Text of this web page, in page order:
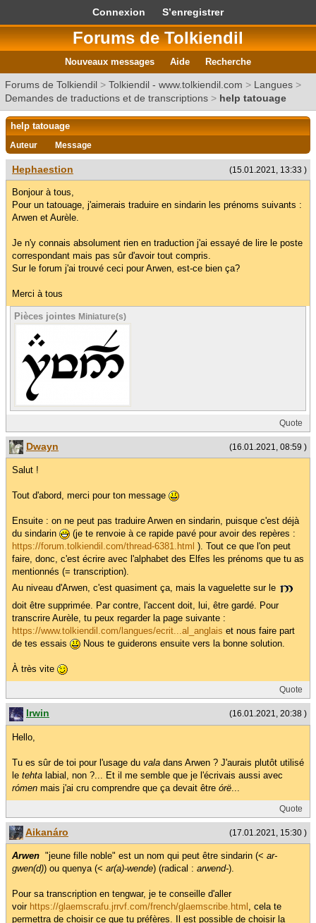
Connexion S’enregistrer
Forums de Tolkiendil
Nouveaux messages Aide Recherche
Forums de Tolkiendil > Tolkiendil - www.tolkiendil.com > Langues >
Demandes de traductions et de transcriptions > help tatouage
help tatouage
Auteur Message
(15.01.2021, 13:33 )
Hephaestion
Bonjour à tous,
Pour un tatouage, j'aimerais traduire en sindarin les prénoms suivants :
Arwen et Aurèle.
Je n'y connais absolument rien en traduction j'ai essayé de lire le poste
correspondant mais pas sûr d'avoir tout compris.
Sur le forum j'ai trouvé ceci pour Arwen, est-ce bien ça?
Merci à tous
Pièces jointes Miniature(s)
Quote
(16.01.2021, 08:59 )
Dwayn
Salut !
Tout d'abord, merci pour ton message
Ensuite : on ne peut pas traduire Arwen en sindarin, puisque c'est déjà
du sindarin
(je te renvoie à ce rapide pavé pour avoir des repères :
https://forum.tolkiendil.com/thread-6381.html ). Tout ce que l'on peut
faire, donc, c'est écrire avec l'alphabet des Elfes les prénoms que tu as
mentionnés (= transcription).
Au niveau d'Arwen, c'est quasiment ça, mais la vaguelette sur le
doit être supprimée. Par contre, l'accent doit, lui, être gardé. Pour
transcrire Aurèle, tu peux regarder la page suivante :
https://www.tolkiendil.com/langues/ecrit...al_anglais et nous faire part
de tes essais
Nous te guiderons ensuite vers la bonne solution.
À très vite
Quote
(16.01.2021, 20:38 )
Irwin
Hello,
Tu es sûr de toi pour l'usage du vala dans Arwen ? J'aurais plutôt utilisé
le tehta labial, non ?... Et il me semble que je l'écrivais aussi avec
rómen mais j'ai cru comprendre que ça devait être órë
Quote
(17.01.2021, 15:30 )
Aikanáro
Arwen "jeune fille noble" est un nom qui peut être sindarin (< ar-
gwen(d)) ou quenya (< ar(a)-wende) (radical : arwend-).
Pour sa transcription en tengwar, je te conseille d'aller
voir https://glaemscrafu.jrrvf.com/french/glaemscribe.html
, cela te
permettra de choisir ce que tu préfères. Il est possible de choisir la